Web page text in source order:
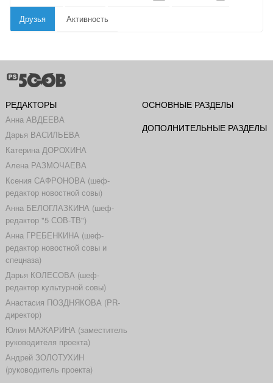
Друзья Активность
РЕДАКТОРЫ
Анна АВДЕЕВА
Дарья ВАСИЛЬЕВА
Катерина ДОРОХИНА
Алена РАЗМОЧАЕВА
Ксения САФРОНОВА (шеф-
редактор новостной совы)
Анна БЕЛОГЛАЗКИНА (шеф-
редактор "5 СОВ-ТВ")
Анна ГРЕБЕНКИНА (шеф-
редактор новостной совы и
спецназа)
Дарья КОЛЕСОВА (шеф-
редактор культурной совы)
Анастасия ПОЗДНЯКОВА (PR-
директор)
Юлия МАЖАРИНА (заместитель
руководителя проекта)
Андрей ЗОЛОТУХИН
(руководитель проекта)
ОСНОВНЫЕ РАЗДЕЛЫ
ДОПОЛНИТЕЛЬНЫЕ РАЗДЕЛЫ